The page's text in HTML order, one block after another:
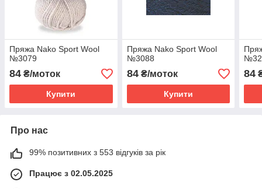
Пряжа Nako Sport Wool
№3079
84 ₴/моток
Купити
Пряжа Nako Sport Wool
№3088
84₴/моток
Купити
84
Про нас
99% позитивних з 553 відгуків за рік
Працює з 02.05.2025